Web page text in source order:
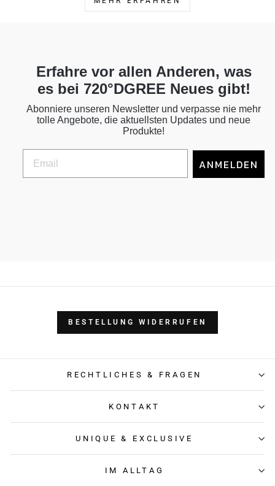
Erfahre vor allen Anderen, was
es bei 720°DGREE Neues gibt!
Abonniere unseren Newsletter und verpasse nie mehr
tolle Angebote, die aktuellsten Updates und neue
Produkte!
ANMELDEN
BESTELLUNG WIDERRUFEN
RECHTLICHES & FRAGEN
KONTAKT
UNIQUE & EXCLUSIVE
IM ALLTAG